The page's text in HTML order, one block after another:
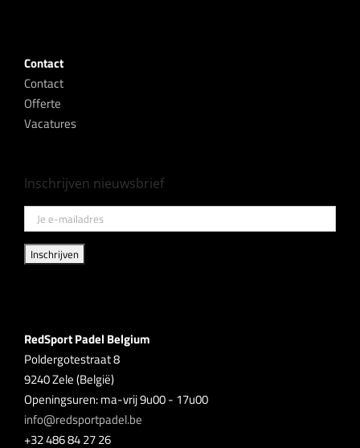
Contact
Contact
Offerte
Vacatures
Inschrijven nieuwsbrief
RedSport Padel Belgium
Poldergotestraat 8
9240 Zele (België)
Openingsuren: ma-vrij 9u00 - 17u00
info@redsportpadel.be
+32 486 84 27 26